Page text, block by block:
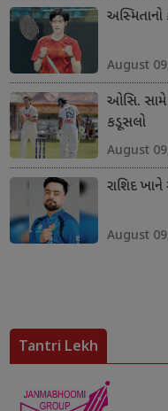
અસ્મિતાનો
August
ઓસિ. સામે
કડૂસલો
August
રાશિદ
August
Tantri Lekh